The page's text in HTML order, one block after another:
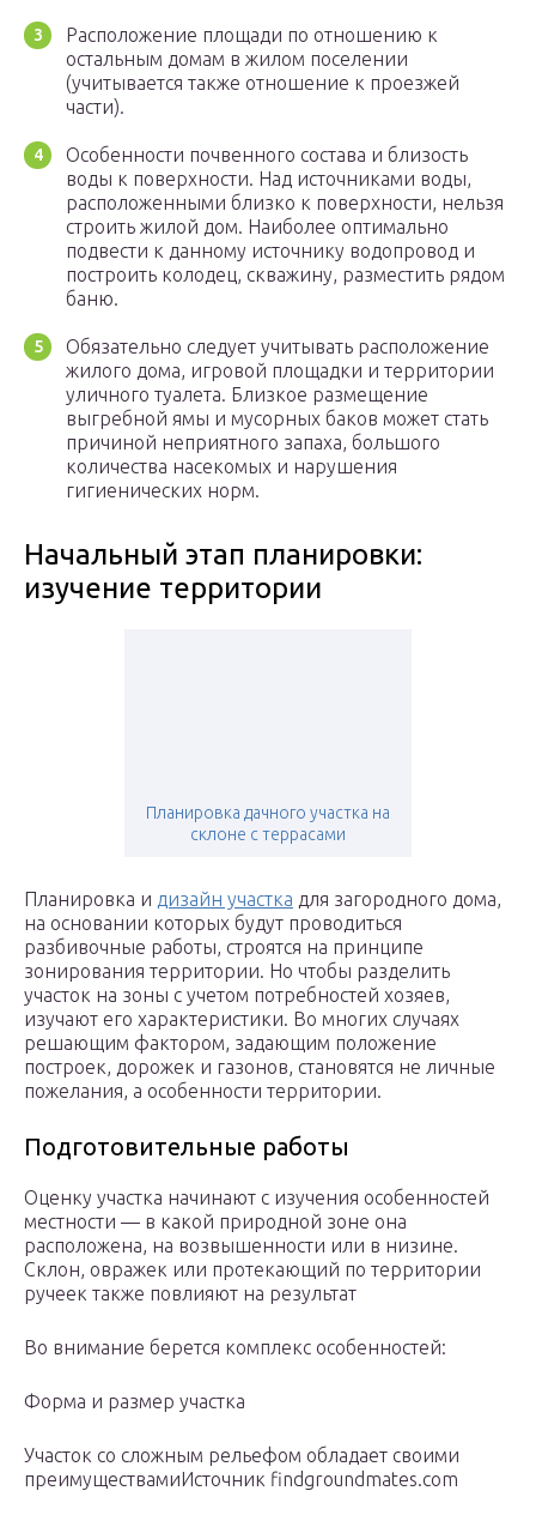
Расположение площади по отношению к
остальным домам в жилом поселении
(учитывается также отношение к проезжей
части).
Особенности почвенного состава и близость
воды к поверхности. Над источниками воды,
расположенными близко к поверхности, нельзя
строить жилой дом. Наиболее оптимально
подвести к данному источнику водопровод и
построить колодец, скважину, разместить рядом
баню.
Обязательно следует учитывать расположение
жилого дома, игровой площадки и территории
уличного туалета. Близкое размещение
выгребной ямы и мусорных баков может стать
причиной неприятного запаха, большого
количества насекомых и нарушения
гигиенических норм.
Начальный этап планировки:
изучение территории
Планировка дачного участка на
склоне с террасами
Планировка и дизайн участка для загородного дома,
на основании которых будут проводиться
разбивочные работы, строятся на принципе
зонирования территории. Но чтобы разделить
участок на зоны с учетом потребностей хозяев,
изучают его характеристики. Во многих случаях
решающим фактором, задающим положение
построек, дорожек и газонов, становятся не личные
пожелания, а особенности территории.
Подготовительные работы
Оценку участка начинают с изучения особенностей
местности — в какой природной зоне она
расположена, на возвышенности или в низине.
Склон, овражек или протекающий по территории
ручеек также повлияют на результат
Во внимание берется комплекс особенностей:
Форма и размер участка
Участок со сложным рельефом обладает своими
преимуществамиИсточник findgroundmates.com